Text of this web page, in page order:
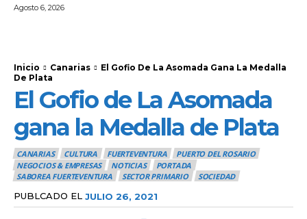
Agosto 6, 2026